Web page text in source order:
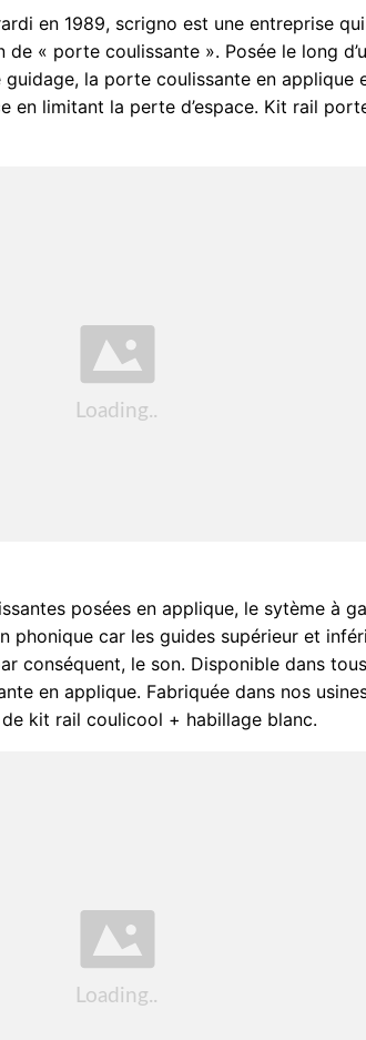
en 1989, scrigno est une entreprise
de « porte coulissante ». Posée le long
la porte coulissante en applique
en limitant la perte d’espace. Kit rail
posées en applique, le sytème à
phonique car les guides supérieur et
conséquent, le son. Disponible dans
en applique. Fabriquée dans nos
kit rail coulicool + habillage blanc.